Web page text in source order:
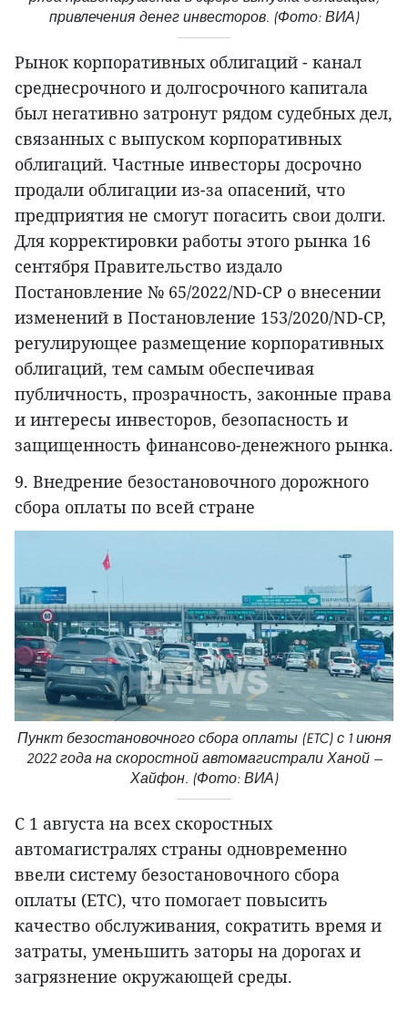
привлечения денег инвесторов. (Фото: ВИА)
Рынок корпоративных облигаций - канал
среднесрочного и долгосрочного капитала
был негативно затронут рядом судебных дел,
связанных с выпуском корпоративных
облигаций. Частные инвесторы досрочно
продали облигации из-за опасений, что
предприятия не смогут погасить свои долги.
Для корректировки работы этого рынка 16
сентября Правительство издало
Постановление № 65/2022/ND-CP о внесении
изменений в Постановление 153/2020/ND-CP,
регулирующее размещение корпоративных
облигаций, тем самым обеспечивая
публичность, прозрачность, законные права
и интересы инвесторов, безопасность и
защищенность финансово-денежного рынка.
9. Внедрение безостановочного дорожного
сбора оплаты по всей стране
Пункт безостановочного сбора оплаты (ETC) с 1 июня
2022 года на скоростной автомагистрали Ханой —
Хайфон. (Фото: ВИА)
С 1 августа на всех скоростных
автомагистралях страны одновременно
ввели систему безостановочного сбора
оплаты (ETC), что помогает повысить
качество обслуживания, сократить время и
затраты, уменьшить заторы на дорогах и
загрязнение окружающей среды.